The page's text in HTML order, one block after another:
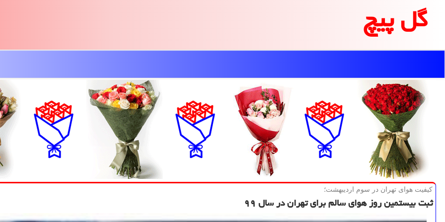
گل پیچ
كیفیت هوای تهران در سوم اردیبهشت؛
ثبت بیستمین روز هوای سالم برای تهران در سال ۹۹